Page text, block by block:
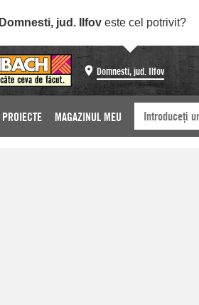
Domnesti, jud. Ilfov este cel potrivit?
Domnesti, jud. Ilfov
PROIECTE MAGAZINUL MEU